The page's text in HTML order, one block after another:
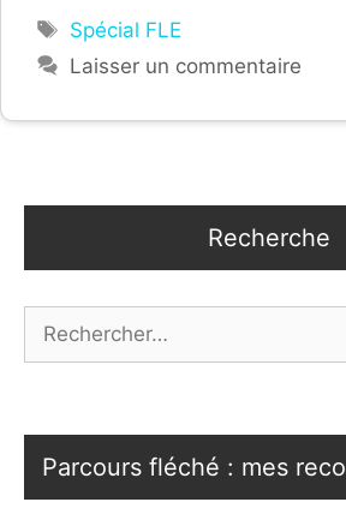
Étiquettes
Spécial FLE
Laisser un commentaire
Recherche
Parcours fléché : mes